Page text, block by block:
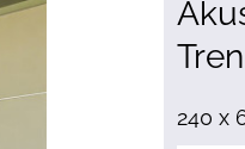
240 x